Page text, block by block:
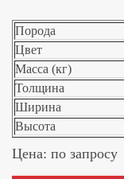
Порода
Цвет
Масса (кг)
Толщина
Ширина
Высота
Цена: по запросу